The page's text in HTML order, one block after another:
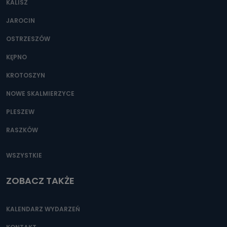
Można to zrobić pod numerem telefonu 62 735-51-05 lub
KALISZ
JAROCIN
OSTRZESZÓW
KĘPNO
KROTOSZYN
NOWE SKALMIERZYCE
PLESZEW
RASZKÓW
WSZYSTKIE
ZOBACZ TAKŻE
KALENDARZ WYDARZEŃ